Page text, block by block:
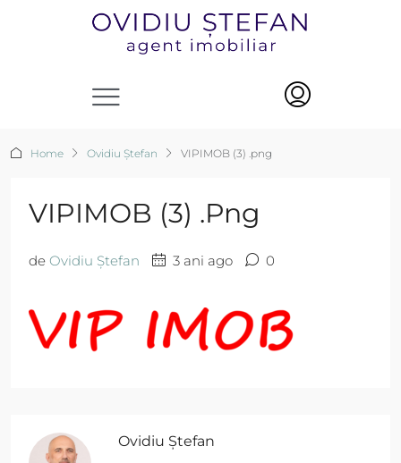
Home Ovidiu Ștefan VIPIMOB (3) .png
VIPIMOB (3) .png
de Ovidiu Ștefan 3 ani ago 0
Ovidiu Ștefan